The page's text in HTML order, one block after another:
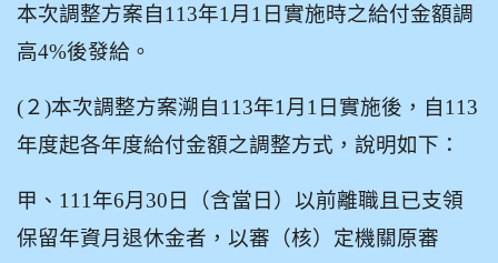
本次調整方案自113年1月1日實施時之給付金額調
高4%後發給。
(２)本次調整方案溯自113年1月1日實施後，自113
年度起各年度給付金額之調整方式，說明如下：
甲、111年6月30日（含當日）以前離職且已支領
保留年資月退休金者，以審（核）定機關原審